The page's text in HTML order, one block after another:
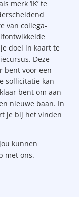
merk ‘IK’ te
van collega-
doel in kaart te
Deze
bent voor een
sollicitatie kan
bent om aan
nieuwe baan. In
je bij het vinden
kunnen
met ons.